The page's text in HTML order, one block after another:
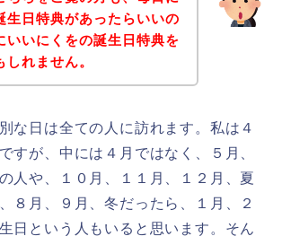
生日特典があったらいいの
いいにくをの誕生日特典を
れません。
な日は全ての人に訪れます。私は４
すが、中には４月ではなく、５月、
人や、１０月、１１月、１２月、夏
８月、９月、冬だったら、１月、２
日という人もいると思います。そん